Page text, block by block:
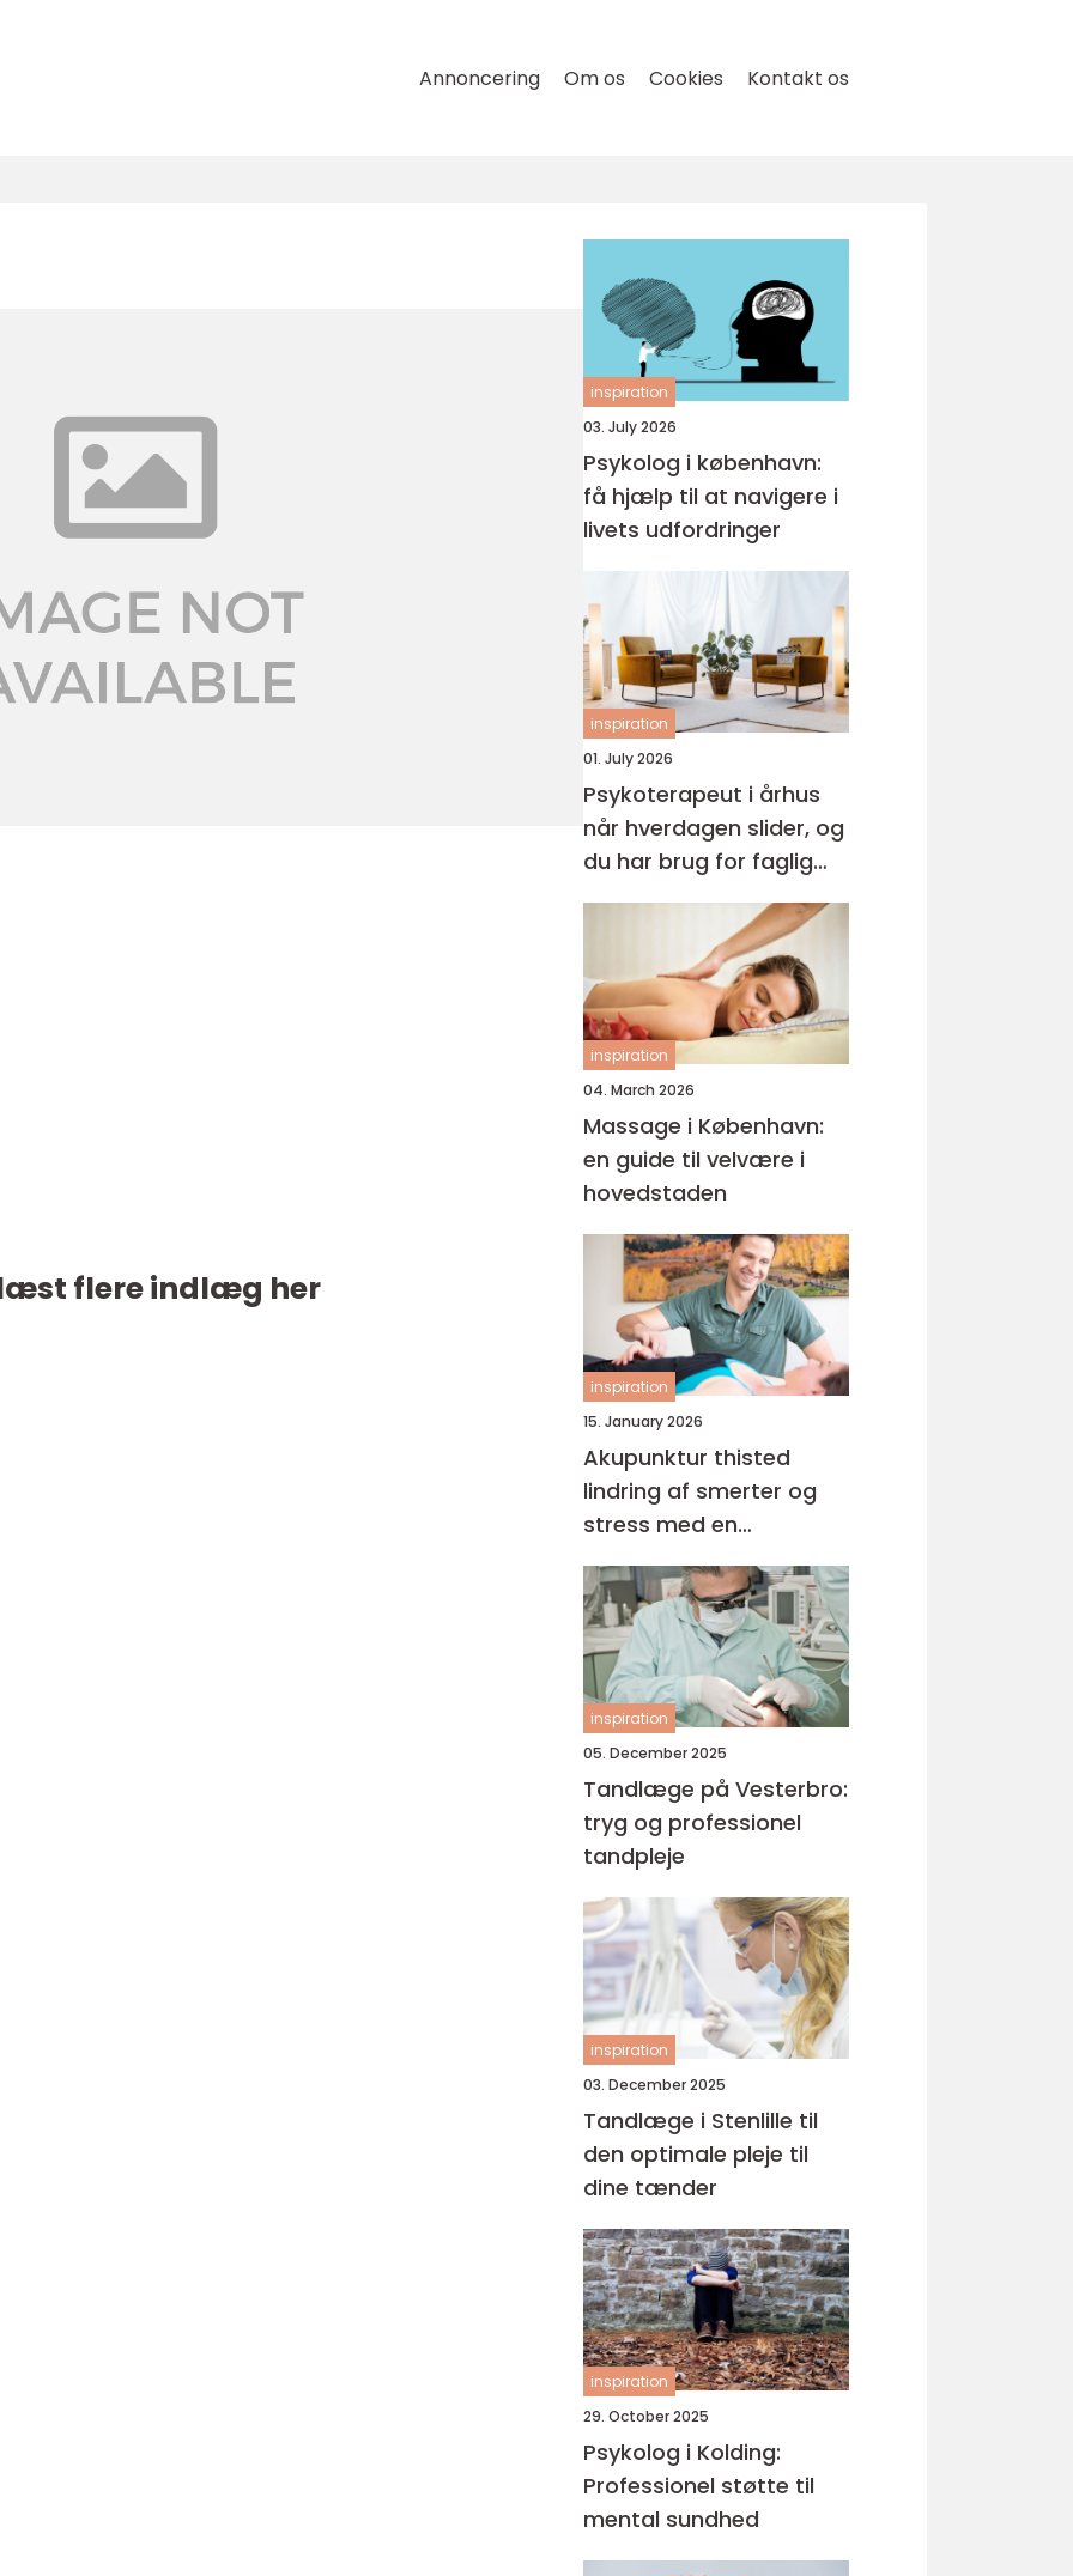
Annoncering Om os Cookies Kontakt os
flere indlæg her
inspiration
03. July 2026
Psykolog i københavn:
få hjælp til at navigere i
livets udfordringer
inspiration
01. July 2026
Psykoterapeut i århus
når hverdagen slider, og
du har brug for faglig
støtte
inspiration
04. March 2026
Massage i København:
en guide til velvære i
hovedstaden
inspiration
15. January 2026
Akupunktur thisted
lindring af smerter og
stress med en
helhedsorienteret
tilgang
inspiration
05. December 2025
Tandlæge på Vesterbro:
tryg og professionel
tandpleje
inspiration
03. December 2025
Tandlæge i Stenlille til
den optimale pleje til
dine tænder
inspiration
29. October 2025
Psykolog i Kolding:
Professionel støtte til
mental sundhed